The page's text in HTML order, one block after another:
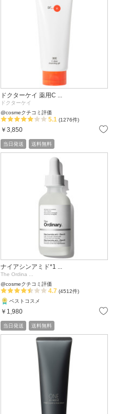
お気に入り
ドクターケイ 薬用C ...
ドクターケイ
@cosmeクチコミ評価
5.1 (1276件)
￥3,850
お気に入り
当日発送 送料無料
ナイアシンアミド*1 ...
The Ordina ...
@cosmeクチコミ評価
4.7 (4512件)
ベストコスメ
￥1,980
当日発送 送料無料